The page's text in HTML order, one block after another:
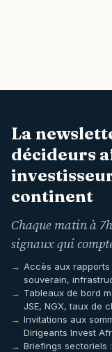
La
décideurs
continent
Chaque matin à
signaux qui
Accès aux
souverain,
Tableaux de bord
JSE, NGX, taux de
Invitations aux
Dirigeants Invest
Briefings sectoriels